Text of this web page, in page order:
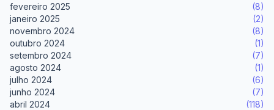
fevereiro 2025
(8)
janeiro 2025
(2)
novembro 2024
(8)
outubro 2024
(1)
setembro 2024
(7)
agosto 2024
(1)
julho 2024
(6)
junho 2024
(7)
abril 2024
(118)